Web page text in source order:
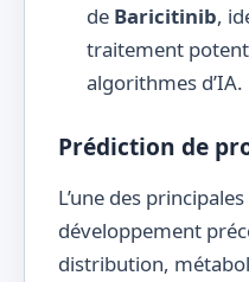
de Baricitinib,
traitement
algorithmes d’IA.
Prédiction de
L’une des
développement
distribution,